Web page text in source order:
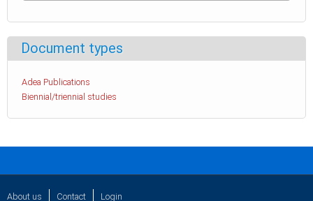
Document types
Adea Publications
Biennial/triennial studies
About us Contact Login